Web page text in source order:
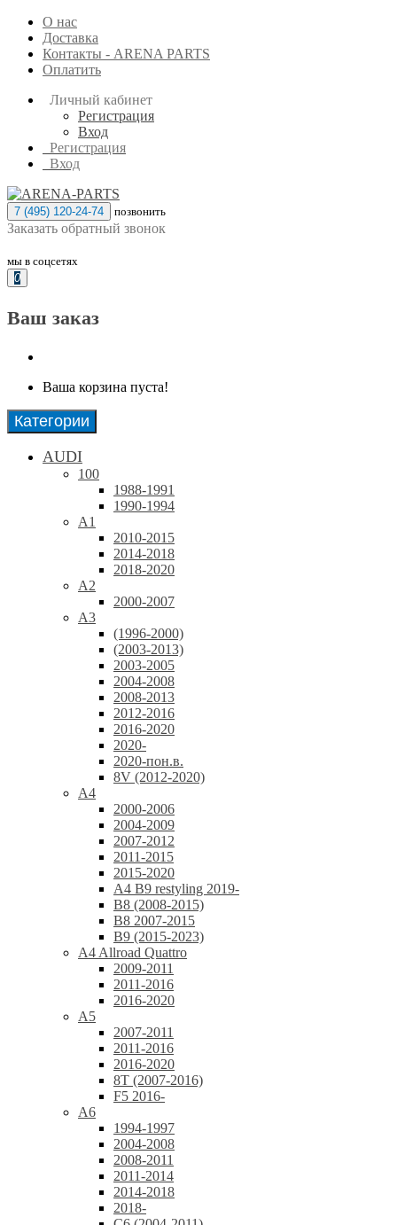
О нас
Доставка
Контакты - ARENA PARTS
Оплатить
Личный кабинет
Регистрация
Вход
Регистрация
Вход
7 (495) 120-24-74 позвонить
Заказать обратный звонок
мы в соцсетях
0
Ваш заказ
Ваша корзина пуста!
Категории
AUDI
100
1988-1991
1990-1994
A1
2010-2015
2014-2018
2018-2020
A2
2000-2007
A3
(1996-2000)
(2003-2013)
2003-2005
2004-2008
2008-2013
2012-2016
2016-2020
2020-
2020-пон.в.
8V (2012-2020)
A4
2000-2006
2004-2009
2007-2012
2011-2015
2015-2020
A4 B9 restyling 2019-
B8 (2008-2015)
B8 2007-2015
B9 (2015-2023)
A4 Allroad Quattro
2009-2011
2011-2016
2016-2020
A5
2007-2011
2011-2016
2016-2020
8T (2007-2016)
F5 2016-
A6
1994-1997
2004-2008
2008-2011
2011-2014
2014-2018
2018-